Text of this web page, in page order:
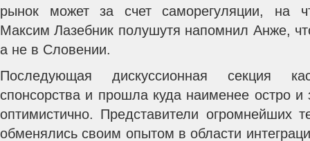
рынок может за счет саморегуляции, на
Максим Лазебник полушутя напомнил Анже,
а не в Словении.
Последующая дискуссионная секция
спонсорства и прошла куда наименее остро и
оптимистично. Представители огромнейших
обменялись своим опытом в области